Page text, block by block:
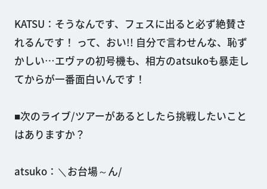
KATSU：そうなんです、フェスに出ると必ず絶賛さ
れるんです！ って、おい!! 自分で言わせんな、恥ず
かしい…エヴァの初号機も、相方のatsukoも暴走し
てからが一番面白いんです！
■次のライブ/ツアーがあるとしたら挑戦したいこと
はありますか？
atsuko：＼お台場～ん/